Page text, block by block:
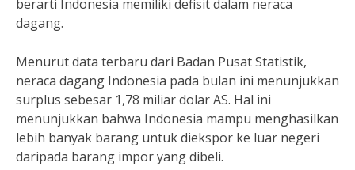
berarti Indonesia memiliki defisit dalam neraca
dagang.
Menurut data terbaru dari Badan Pusat Statistik,
neraca dagang Indonesia pada bulan ini menunjukkan
surplus sebesar 1,78 miliar dolar AS. Hal ini
menunjukkan bahwa Indonesia mampu menghasilkan
lebih banyak barang untuk diekspor ke luar negeri
daripada barang impor yang dibeli.